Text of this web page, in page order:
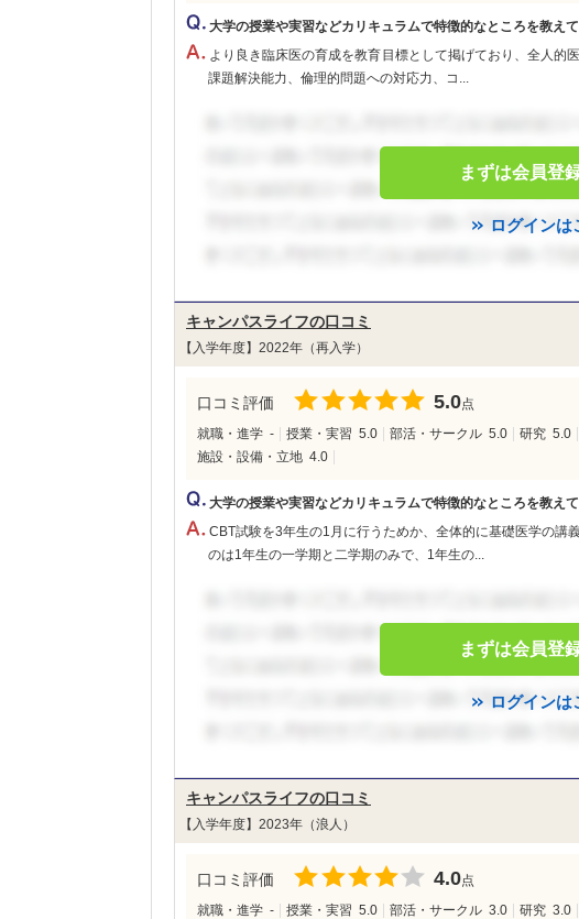
大学の授業や実習などカリキュラムで特徴的なところを教えて
より良き臨床医の育成を教育目標として掲げており、全人的
課題解決能力、倫理的問題への対応力、コ...
まずは会員登
ログインは
キャンパスライフの口コミ
【入学年度】2022年（再入学）
口コミ評価 5.0点
就職・進学 - 授業・実習 5.0 部活・サークル 5.0 研究 5.0
施設・設備・立地 4.0
大学の授業や実習などカリキュラムで特徴的なところを教えて
CBT試験を3年生の1月に行うためか、全体的に基礎医学の講
のは1年生の一学期と二学期のみで、1年生の...
まずは会員登
ログインは
キャンパスライフの口コミ
【入学年度】2023年（浪人）
口コミ評価 4.0点
就職・進学 - 授業・実習 5.0 部活・サークル 3.0 研究 3.0